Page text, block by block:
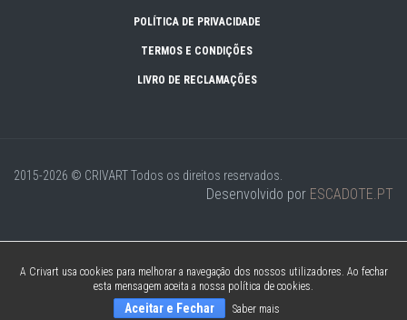
POLÍTICA DE PRIVACIDADE
TERMOS E CONDIÇÕES
LIVRO DE RECLAMAÇÕES
2015-2026 © CRIVARTTodos os direitos reservados.
Desenvolvido por ESCADOTE.PT
A Crivart usa cookies para melhorar a navegação dos nossos utilizadores. Ao fechar
esta mensagem aceita a nossa política de cookies.
Aceitar e Fechar Saber mais